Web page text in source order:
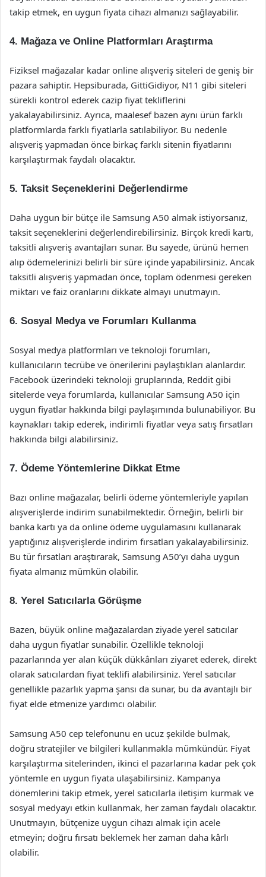
takip etmek, en uygun fiyata cihazı almanızı sağlayabilir.
4. Mağaza ve Online Platformları Araştırma
Fiziksel mağazalar kadar online alışveriş siteleri de geniş bir
pazara sahiptir. Hepsiburada, GittiGidiyor, N11 gibi siteleri
sürekli kontrol ederek cazip fiyat tekliflerini
yakalayabilirsiniz. Ayrıca, maalesef bazen aynı ürün farklı
platformlarda farklı fiyatlarla satılabiliyor. Bu nedenle
alışveriş yapmadan önce birkaç farklı sitenin fiyatlarını
karşılaştırmak faydalı olacaktır.
5. Taksit Seçeneklerini Değerlendirme
Daha uygun bir bütçe ile Samsung A50 almak istiyorsanız,
taksit seçeneklerini değerlendirebilirsiniz. Birçok kredi kartı,
taksitli alışveriş avantajları sunar. Bu sayede, ürünü hemen
alıp ödemelerinizi belirli bir süre içinde yapabilirsiniz. Ancak
taksitli alışveriş yapmadan önce, toplam ödenmesi gereken
miktarı ve faiz oranlarını dikkate almayı unutmayın.
6. Sosyal Medya ve Forumları Kullanma
Sosyal medya platformları ve teknoloji forumları,
kullanıcıların tecrübe ve önerilerini paylaştıkları alanlardır.
Facebook üzerindeki teknoloji gruplarında, Reddit gibi
sitelerde veya forumlarda, kullanıcılar Samsung A50 için
uygun fiyatlar hakkında bilgi paylaşımında bulunabiliyor. Bu
kaynakları takip ederek, indirimli fiyatlar veya satış fırsatları
hakkında bilgi alabilirsiniz.
7. Ödeme Yöntemlerine Dikkat Etme
Bazı online mağazalar, belirli ödeme yöntemleriyle yapılan
alışverişlerde indirim sunabilmektedir. Örneğin, belirli bir
banka kartı ya da online ödeme uygulamasını kullanarak
yaptığınız alışverişlerde indirim fırsatları yakalayabilirsiniz.
Bu tür fırsatları araştırarak, Samsung A50’yı daha uygun
fiyata almanız mümkün olabilir.
8. Yerel Satıcılarla Görüşme
Bazen, büyük online mağazalardan ziyade yerel satıcılar
daha uygun fiyatlar sunabilir. Özellikle teknoloji
pazarlarında yer alan küçük dükkânları ziyaret ederek, direkt
olarak satıcılardan fiyat teklifi alabilirsiniz. Yerel satıcılar
genellikle pazarlık yapma şansı da sunar, bu da avantajlı bir
fiyat elde etmenize yardımcı olabilir.
Samsung A50 cep telefonunu en ucuz şekilde bulmak,
doğru stratejiler ve bilgileri kullanmakla mümkündür. Fiyat
karşılaştırma sitelerinden, ikinci el pazarlarına kadar pek çok
yöntemle en uygun fiyata ulaşabilirsiniz. Kampanya
dönemlerini takip etmek, yerel satıcılarla iletişim kurmak ve
sosyal medyayı etkin kullanmak, her zaman faydalı olacaktır.
Unutmayın, bütçenize uygun cihazı almak için acele
etmeyin; doğru fırsatı beklemek her zaman daha kârlı
olabilir.